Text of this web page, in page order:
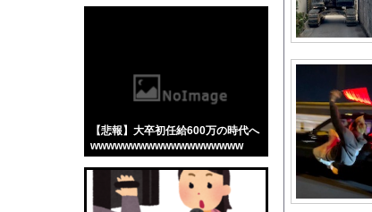
【悲報】大卒初任給600万の時代へ
wwwwwwwwwwwwwwwwwww
【悲報】タト
おまえらスマホ
【悲報】思春
道の駅に野菜
2026スーパー
ウクライナが
【動画】うそ
男が欲情した